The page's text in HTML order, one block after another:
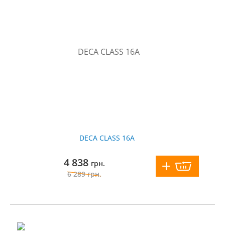
DECA CLASS 16A
4 838 грн.
6 289грн.